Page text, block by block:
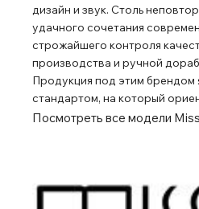
дизайн и звук. Столь
удачного сочетания
строжайшего контроля
производства и ручной
Продукция под этим брендом
стандартом, на который
Посмотреть все модели